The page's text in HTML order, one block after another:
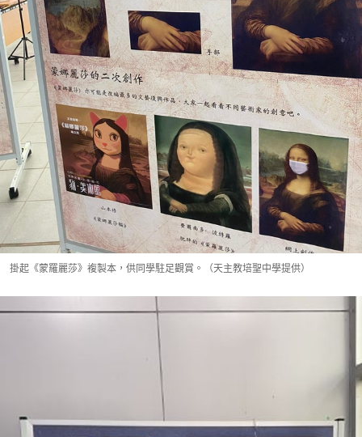
掛起《蒙羅麗莎》複製本，供同學駐足觀賞。（天主教培聖中學提供）